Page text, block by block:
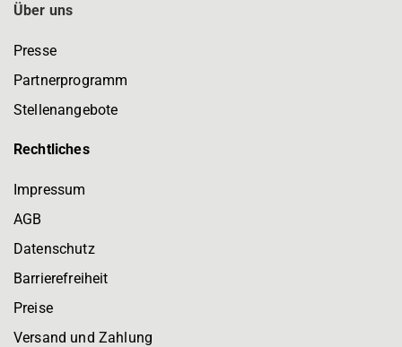
Über uns
Presse
Partnerprogramm
Stellenangebote
Rechtliches
Impressum
AGB
Datenschutz
Barrierefreiheit
Preise
Versand und Zahlung